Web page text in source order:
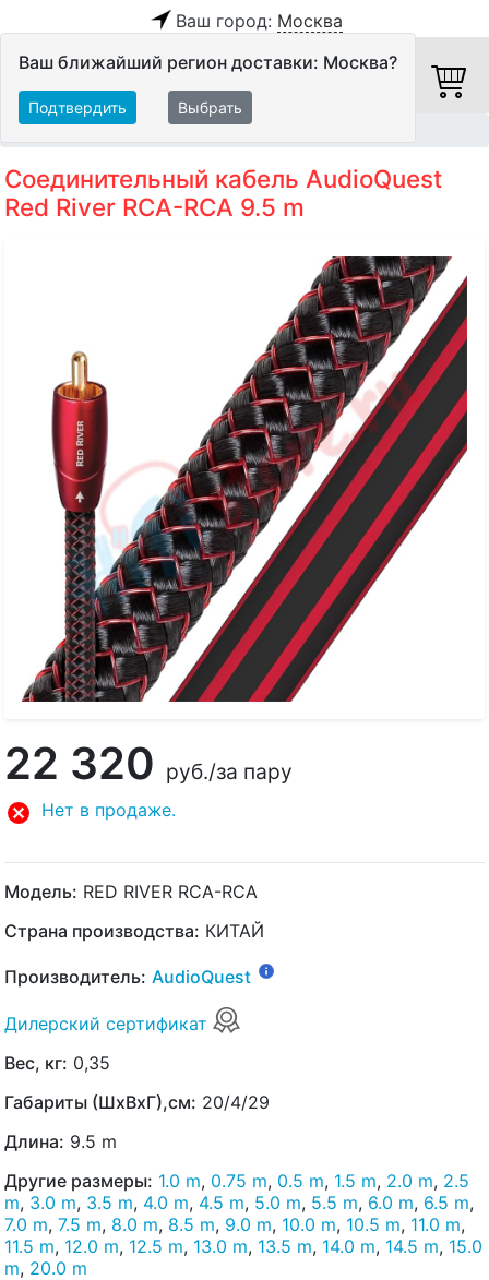
Ваш город: Москва
Ваш ближайший регион доставки: Москва?
Подтвердить Выбрать
Соединительный кабель AudioQuest
Red River RCA-RCA 9.5 m
22 320 руб./за пару
Нет в продаже.
Модель: RED RIVER RCA-RCA
Страна производства: КИТАЙ
Производитель: AudioQuest
Дилерский сертификат
Вес, кг: 0,35
Габариты (ШхВхГ),см: 20/4/29
Длина: 9.5 m
Другие размеры: 1.0 m, 0.75 m, 0.5 m, 1.5 m, 2.0 m, 2.5
m, 3.0 m, 3.5 m, 4.0 m, 4.5 m, 5.0 m, 5.5 m, 6.0 m, 6.5 m,
7.0 m, 7.5 m, 8.0 m, 8.5 m, 9.0 m, 10.0 m, 10.5 m, 11.0 m,
11.5 m, 12.0 m, 12.5 m, 13.0 m, 13.5 m, 14.0 m, 14.5 m, 15.0
m, 20.0 m